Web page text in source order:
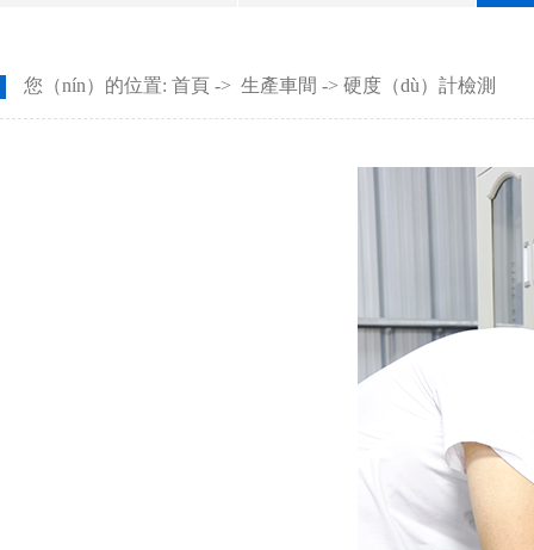
您（nín）的位置: 首頁 -> 生產車間 -> 硬度（dù）計檢測